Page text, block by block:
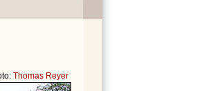
Thomas Reyer